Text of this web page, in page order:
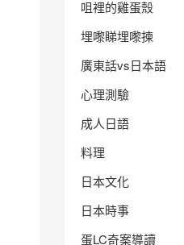
咀裡的雞蛋殼
埋嚟睇埋嚟揀
廣東話vs日本語
心理測驗
成人日語
料理
日本文化
日本時事
蛋LC奇案導讀